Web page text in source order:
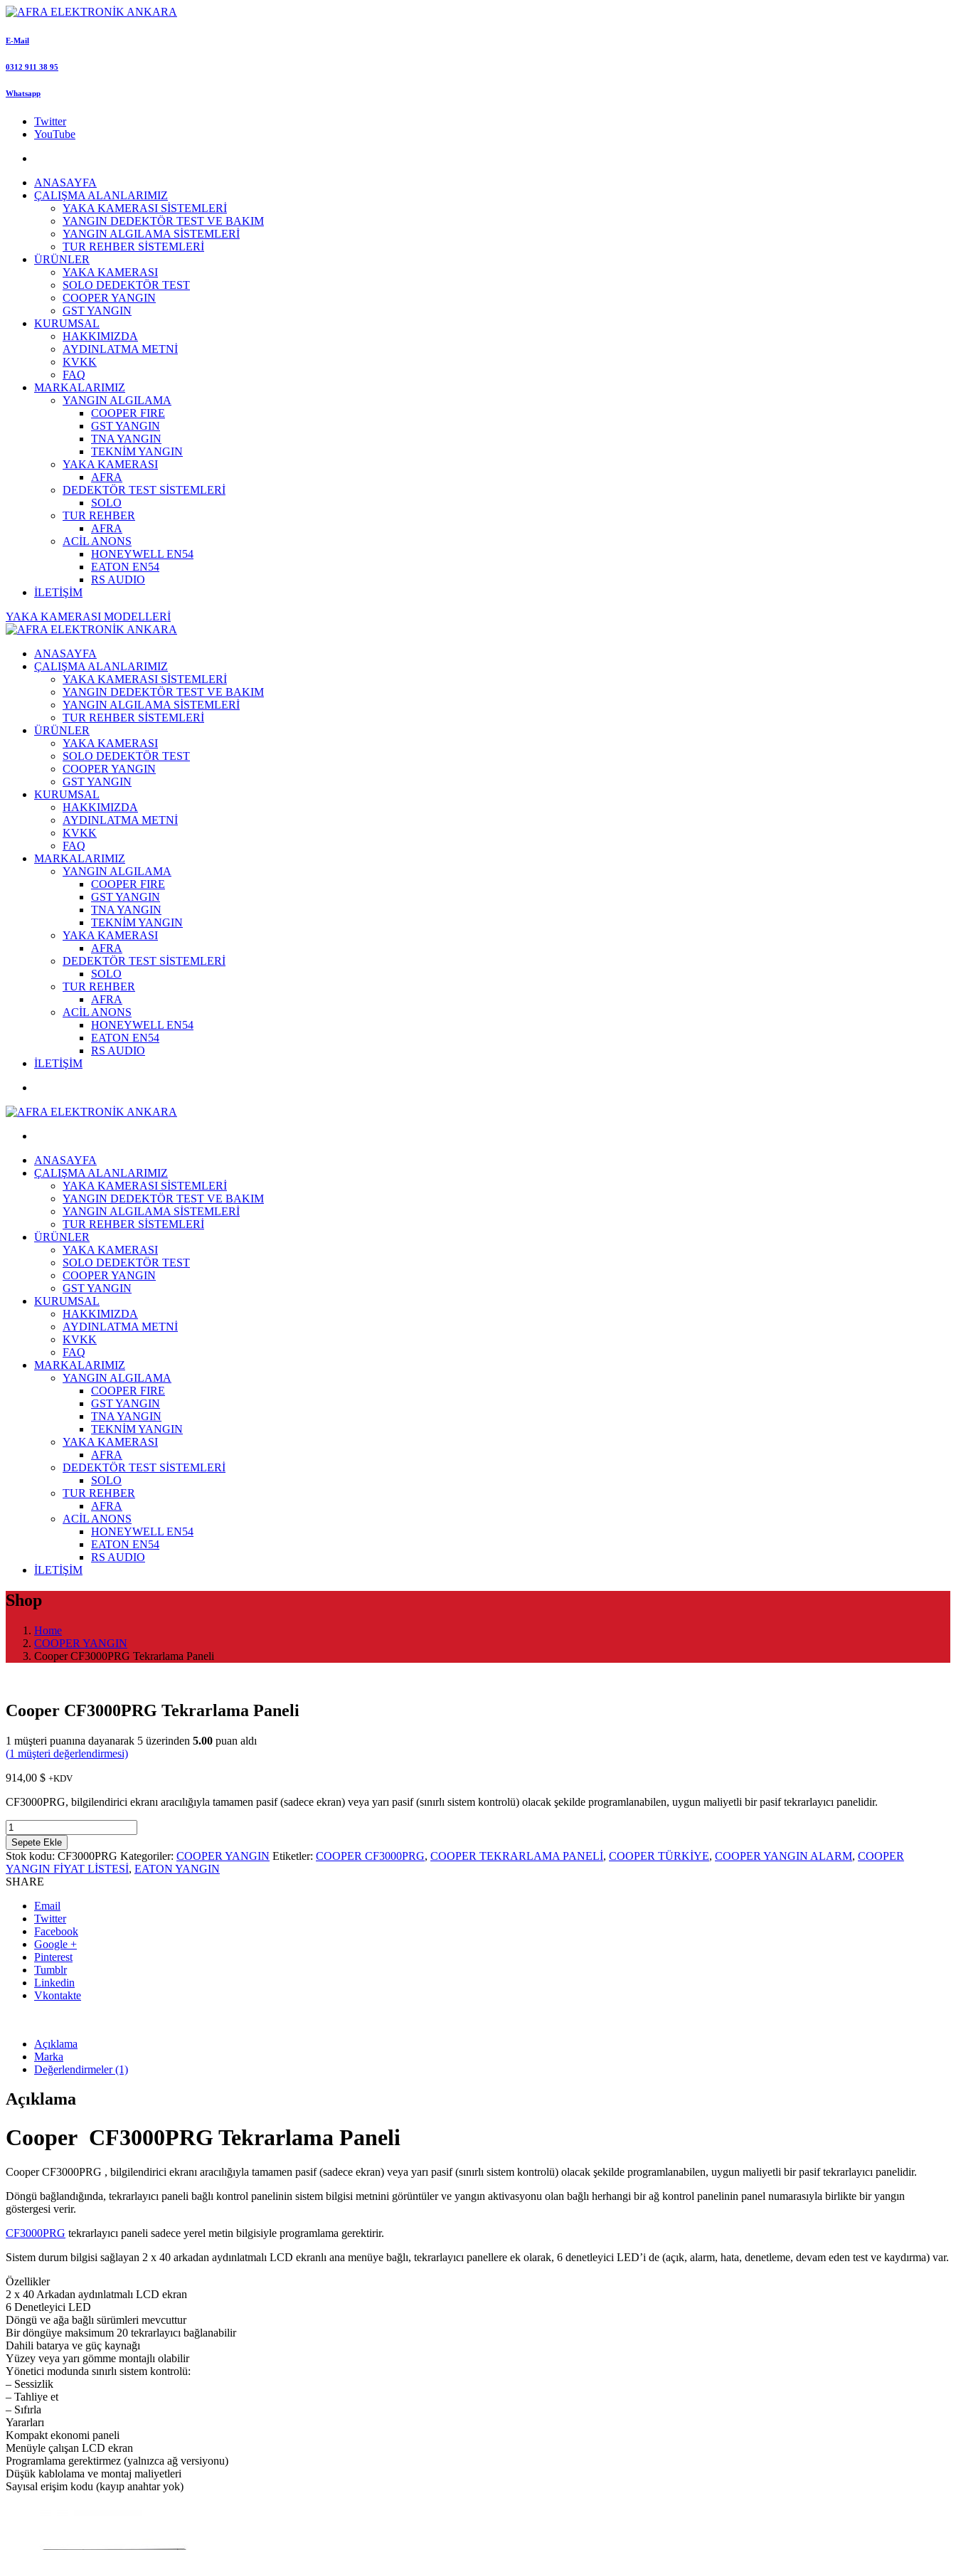
E-Mail
0312 911 38 95
Whatsapp
Twitter
YouTube
ANASAYFA
ÇALIŞMA ALANLARIMIZ
YAKA KAMERASI SİSTEMLERİ
YANGIN DEDEKTÖR TEST VE BAKIM
YANGIN ALGILAMA SİSTEMLERİ
TUR REHBER SİSTEMLERİ
ÜRÜNLER
YAKA KAMERASI
SOLO DEDEKTÖR TEST
COOPER YANGIN
GST YANGIN
KURUMSAL
HAKKIMIZDA
AYDINLATMA METNİ
KVKK
FAQ
MARKALARIMIZ
YANGIN ALGILAMA
COOPER FIRE
GST YANGIN
TNA YANGIN
TEKNİM YANGIN
YAKA KAMERASI
AFRA
DEDEKTÖR TEST SİSTEMLERİ
SOLO
TUR REHBER
AFRA
ACİL ANONS
HONEYWELL EN54
EATON EN54
RS AUDIO
İLETİŞİM
YAKA KAMERASI MODELLERİ
ANASAYFA
ÇALIŞMA ALANLARIMIZ
YAKA KAMERASI SİSTEMLERİ
YANGIN DEDEKTÖR TEST VE BAKIM
YANGIN ALGILAMA SİSTEMLERİ
TUR REHBER SİSTEMLERİ
ÜRÜNLER
YAKA KAMERASI
SOLO DEDEKTÖR TEST
COOPER YANGIN
GST YANGIN
KURUMSAL
HAKKIMIZDA
AYDINLATMA METNİ
KVKK
FAQ
MARKALARIMIZ
YANGIN ALGILAMA
COOPER FIRE
GST YANGIN
TNA YANGIN
TEKNİM YANGIN
YAKA KAMERASI
AFRA
DEDEKTÖR TEST SİSTEMLERİ
SOLO
TUR REHBER
AFRA
ACİL ANONS
HONEYWELL EN54
EATON EN54
RS AUDIO
İLETİŞİM
ANASAYFA
ÇALIŞMA ALANLARIMIZ
YAKA KAMERASI SİSTEMLERİ
YANGIN DEDEKTÖR TEST VE BAKIM
YANGIN ALGILAMA SİSTEMLERİ
TUR REHBER SİSTEMLERİ
ÜRÜNLER
YAKA KAMERASI
SOLO DEDEKTÖR TEST
COOPER YANGIN
GST YANGIN
KURUMSAL
HAKKIMIZDA
AYDINLATMA METNİ
KVKK
FAQ
MARKALARIMIZ
YANGIN ALGILAMA
COOPER FIRE
GST YANGIN
TNA YANGIN
TEKNİM YANGIN
YAKA KAMERASI
AFRA
DEDEKTÖR TEST SİSTEMLERİ
SOLO
TUR REHBER
AFRA
ACİL ANONS
HONEYWELL EN54
EATON EN54
RS AUDIO
İLETİŞİM
Shop
Home
COOPER YANGIN
Cooper CF3000PRG Tekrarlama Paneli
Cooper CF3000PRG Tekrarlama Paneli
1 müşteri puanına dayanarak 5 üzerinden 5.00 puan aldı
(1 müşteri değerlendirmesi)
914,00 $ +KDV
CF3000PRG, bilgilendirici ekranı aracılığıyla tamamen pasif (sadece ekran) veya yarı pasif (sınırlı sistem kontrolü) olacak şekilde programlanabilen, uygun maliyetli bir pasif tekrarlayıcı panelidir.
Sepete Ekle
Stok kodu: CF3000PRG Kategoriler: COOPER YANGIN Etiketler: COOPER CF3000PRG, COOPER TEKRARLAMA PANELİ, COOPER TÜRKİYE, COOPER YANGIN ALARM, COOPER
YANGIN FİYAT LİSTESİ, EATON YANGIN
SHARE
Email
Twitter
Facebook
Google +
Pinterest
Tumblr
Linkedin
Vkontakte
Açıklama
Marka
Değerlendirmeler (1)
Açıklama
Cooper CF3000PRG Tekrarlama Paneli
Cooper CF3000PRG , bilgilendirici ekranı aracılığıyla tamamen pasif (sadece ekran) veya yarı pasif (sınırlı sistem kontrolü) olacak şekilde programlanabilen, uygun maliyetli bir pasif tekrarlayıcı panelidir.
Döngü bağlandığında, tekrarlayıcı paneli bağlı kontrol panelinin sistem bilgisi metnini görüntüler ve yangın aktivasyonu olan bağlı herhangi bir ağ kontrol panelinin panel numarasıyla birlikte bir yangın
göstergesi verir.
CF3000PRG tekrarlayıcı paneli sadece yerel metin bilgisiyle programlama gerektirir.
Sistem durum bilgisi sağlayan 2 x 40 arkadan aydınlatmalı LCD ekranlı ana menüye bağlı, tekrarlayıcı panellere ek olarak, 6 denetleyici LED’i de (açık, alarm, hata, denetleme, devam eden test ve kaydırma) var.
Özellikler
2 x 40 Arkadan aydınlatmalı LCD ekran
6 Denetleyici LED
Döngü ve ağa bağlı sürümleri mevcuttur
Bir döngüye maksimum 20 tekrarlayıcı bağlanabilir
Dahili batarya ve güç kaynağı
Yüzey veya yarı gömme montajlı olabilir
Yönetici modunda sınırlı sistem kontrolü:
– Sessizlik
– Tahliye et
– Sıfırla
Yararları
Kompakt ekonomi paneli
Menüyle çalışan LCD ekran
Programlama gerektirmez (yalnızca ağ versiyonu)
Düşük kablolama ve montaj maliyetleri
Sayısal erişim kodu (kayıp anahtar yok)